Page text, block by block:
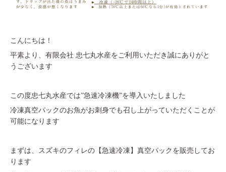
こんにちは！
平素より、有限会社 忠七丸水産をご利用いただき誠にありがと
うございます
この度忠七丸水産では”急速冷凍機”を導入いたしました
冷凍真空パックのお魚がお刺身でも召し上がっていただくことが
可能になります
まずは、スズキのフィレの【急速冷凍】真空パックを販売してお
ります